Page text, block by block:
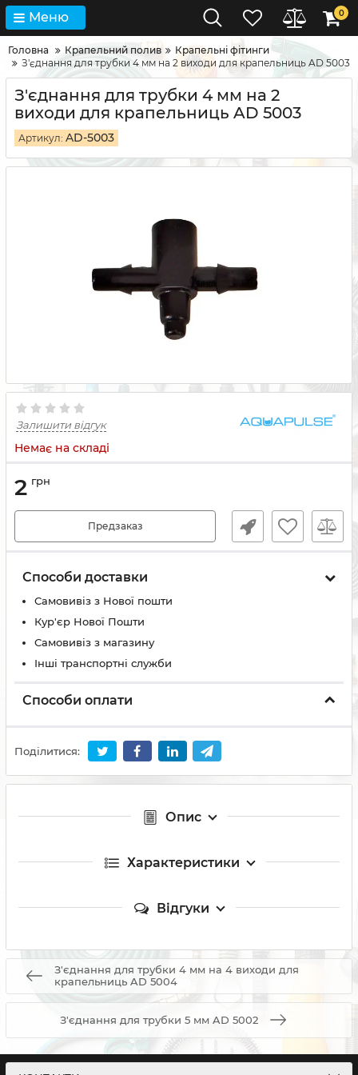
Меню 0
Головна Крапельний полив
Крапельні фітинги
З'єднання для трубки 4 мм на 2 виходи для крапельниць AD 5003
З'єднання для трубки 4 мм на 2
виходи для крапельниць AD 5003
Артикул: AD-5003
Залишити відгук
Немає на складі
2 грн
Предзаказ
Способи доставки
Самовивіз з Нової пошти
Кур'єр Нової Пошти
Самовивіз з магазину
Інші транспортні служби
Способи оплати
Поділитися:
Опис
Характеристики
Відгуки
З'єднання для трубки 4 мм на 4 виходи для
крапельниць AD 5004
З'єднання для трубки 5 мм AD 5002